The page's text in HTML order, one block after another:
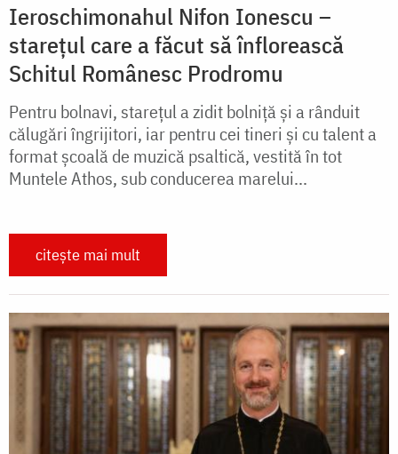
Ieroschimonahul Nifon Ionescu –
starețul care a făcut să înflorească
Schitul Românesc Prodromu
Pentru bolnavi, stareţul a zidit bolniţă şi a rânduit
călugări îngrijitori, iar pentru cei tineri şi cu talent a
format şcoală de muzică psaltică, vestită în tot
Muntele Athos, sub conducerea marelui...
citește mai mult